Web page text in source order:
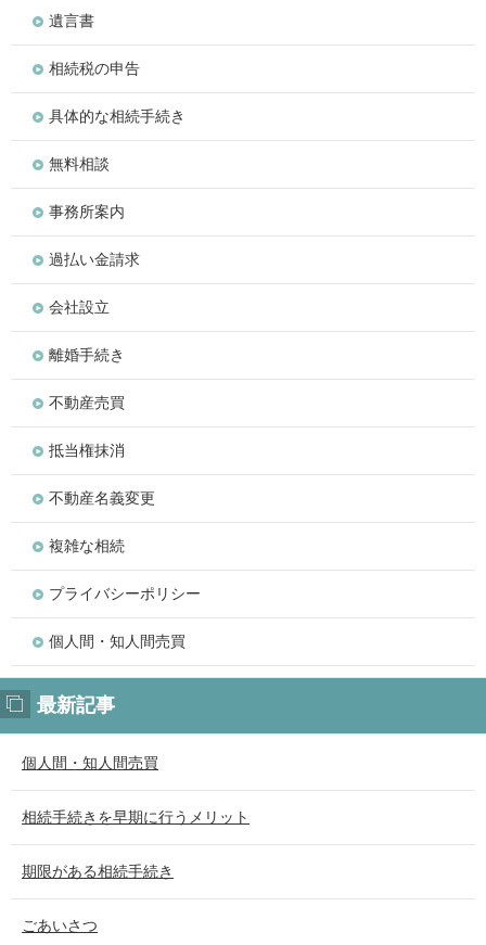
遺言書
相続税の申告
具体的な相続手続き
無料相談
事務所案内
過払い金請求
会社設立
離婚手続き
不動産売買
抵当権抹消
不動産名義変更
複雑な相続
プライバシーポリシー
個人間・知人間売買
最新記事
個人間・知人間売買
相続手続きを早期に行うメリット
期限がある相続手続き
ごあいさつ